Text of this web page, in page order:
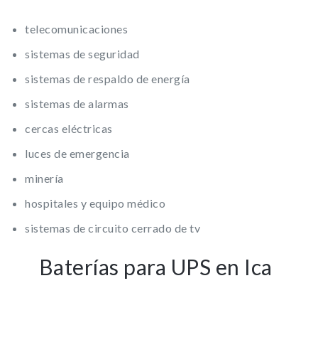
telecomunicaciones
sistemas de seguridad
sistemas de respaldo de energía
sistemas de alarmas
cercas eléctricas
luces de emergencia
minería
hospitales y equipo médico
sistemas de circuito cerrado de tv
Baterías para UPS en Ica